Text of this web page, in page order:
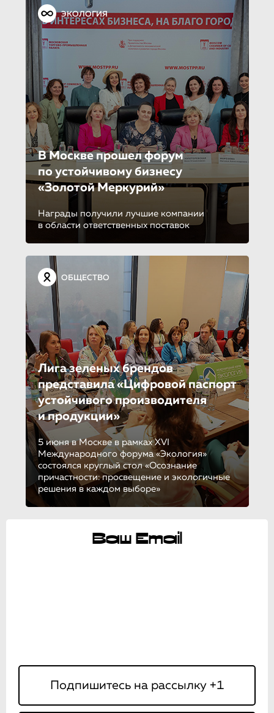
ЭКОЛОГИЯ
В Москве прошел форум
по устойчиво­му бизнесу
«Золотой Меркурий»
Награды получили лучшие компании
в области ответственных поставок
ОБЩЕСТВО
Лига зеленых брендов
представила «Цифровой паспорт
устойчивого производителя
и продукции»
5 июня в Москве в рамках XVI
Международного форума «Экология»
состоялся круглый стол «Осознание
причастности: просвещение и экологичные
решения в каждом выборе»
Ваш Email